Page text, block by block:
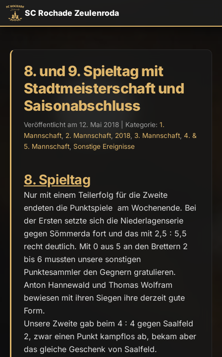
SC Rochade Zeulenroda
8. und 9. Spieltag mit
Stadtmeisterschaft und
Saisonabschluss
Veröffentlicht am 12. Mai 2018 | Kategorie: 1.
Mannschaft 2. Mannschaft 2018 3. Mannschaft 4. &
5. Mannschaft Sonstige Ereignisse
8. Spieltag
Nur mit einem Teilerfolg für die Zweite
endeten die Punktspiele am Wochenende. Bei
der Ersten setzte sich die Niederlagenserie
gegen Sömmerda fort und das mit 2,5 : 5,5
recht deutlich. Mit 0 aus 5 an den Brettern 2
bis 6 mussten unsere sonstigen
Punktesammler den Gegnern gratulieren.
Anton Hannewald und Thomas Wolfram
bewiesen mit ihren Siegen ihre derzeit gute
Form.
Unsere Zweite gab beim 4 : 4 gegen Saalfeld
2, zwar einen Punkt kampflos ab, bekam aber
das gleiche Geschenk von Saalfeld.